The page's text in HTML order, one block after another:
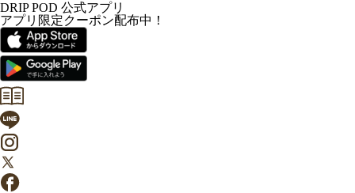
DRIP POD 公式アプリ
アプリ限定クーポン配布中！